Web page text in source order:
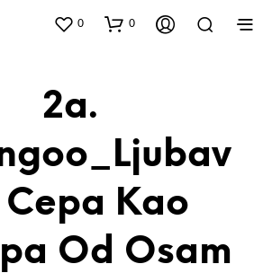
0 0
2a.
Cepa Kao
Od Osam